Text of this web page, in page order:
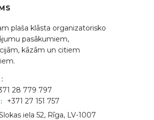
plaša klāsta organizatorisko
pasākumiem,
kāzām un citiem
28 779 797
+371 27 151 757
iela 52, Rīga, LV-1007